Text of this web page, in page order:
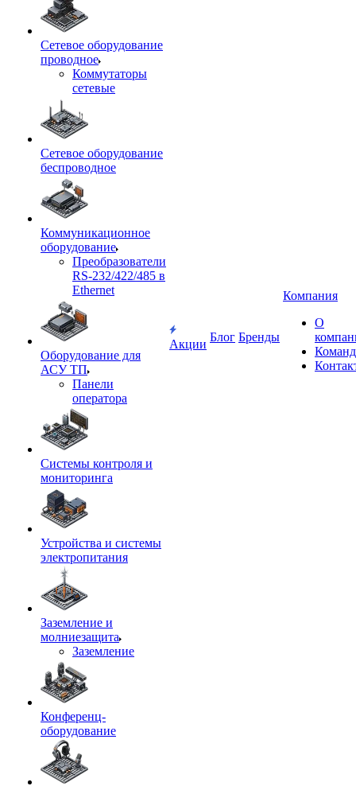
Сетевое оборудование
проводное
Коммутаторы
сетевые
Сетевое оборудование
беспроводное
Коммуникационное
оборудование
Преобразователи
RS-232/422/485 в
Ethernet
Оборудование для
АСУ ТП
Панели
оператора
Системы контроля и
мониторинга
Устройства и системы
электропитания
Заземление и
молниезащита
Заземление
Конференц-
оборудование
Акции
Блог Бренды
Компания
О